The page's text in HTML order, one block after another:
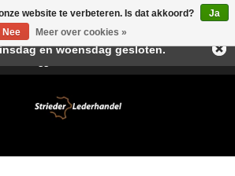
website te verbeteren. Is dat akkoord?
Ja
Nee
Meer over cookies »
de vakantieperiode zijn wij in juli en
en woensdag gesloten.